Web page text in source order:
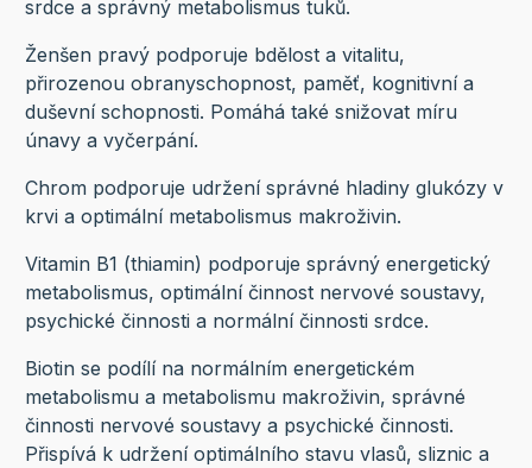
srdce a správný metabolismus tuků.
Ženšen pravý podporuje bdělost a vitalitu,
přirozenou obranyschopnost, paměť, kognitivní a
duševní schopnosti. Pomáhá také snižovat míru
únavy a vyčerpání.
Chrom podporuje udržení správné hladiny glukózy v
krvi a optimální metabolismus makroživin.
Vitamin B1 (thiamin) podporuje správný energetický
metabolismus, optimální činnost nervové soustavy,
psychické činnosti a normální činnosti srdce.
Biotin se podílí na normálním energetickém
metabolismu a metabolismu makroživin, správné
činnosti nervové soustavy a psychické činnosti.
Přispívá k udržení optimálního stavu vlasů, sliznic a